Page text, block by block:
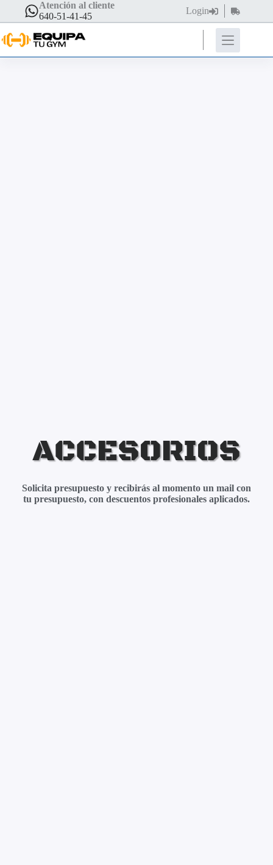
Atención al cliente
640-51-41-45
Login
ACCESORIOS
Solicita presupuesto y recibirás al momento un mail con
tu presupuesto, con descuentos profesionales aplicados.